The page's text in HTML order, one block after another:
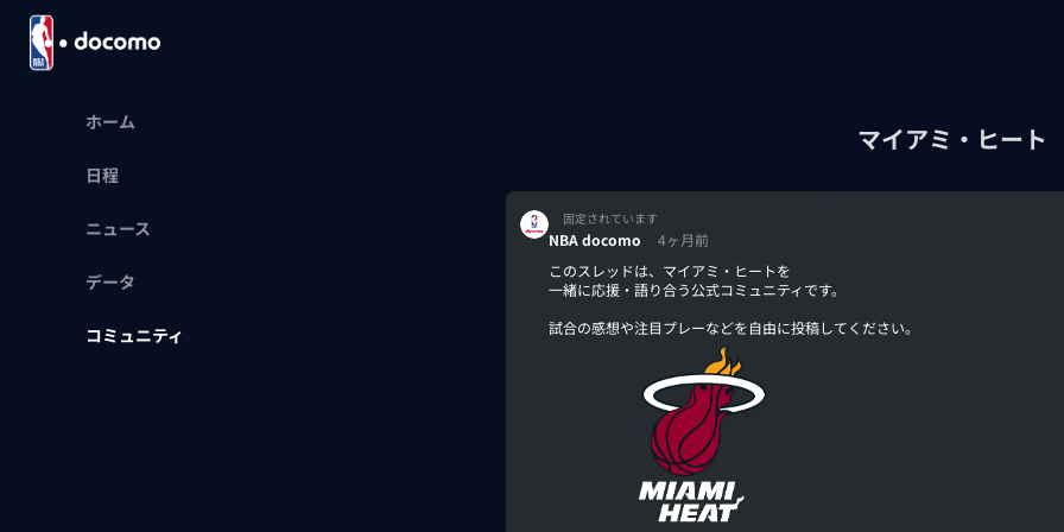
ホーム
日程
ニュース
データ
コミュニティ
マイアミ・ヒート
固定されています
NBA docomo
4ヶ月前
このスレッドは、マイアミ・ヒートを
一緒に応援・語り合う公式コミュニティです。
試合の感想や注目プレーなどを自由に投稿してください。